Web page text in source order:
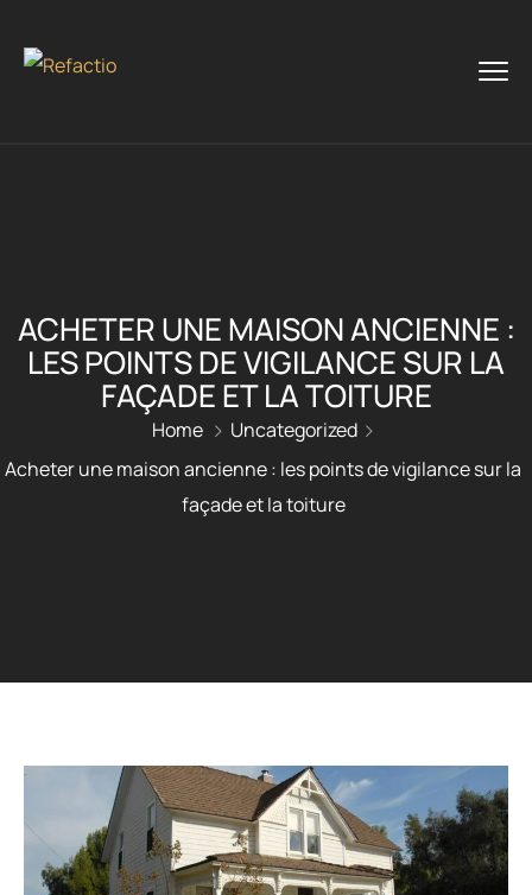
ACHETER UNE MAISON ANCIENNE :
LES POINTS DE VIGILANCE SUR LA
FAÇADE ET LA TOITURE
Home
Uncategorized
Acheter une maison ancienne : les points de vigilance sur la
façade et la toiture